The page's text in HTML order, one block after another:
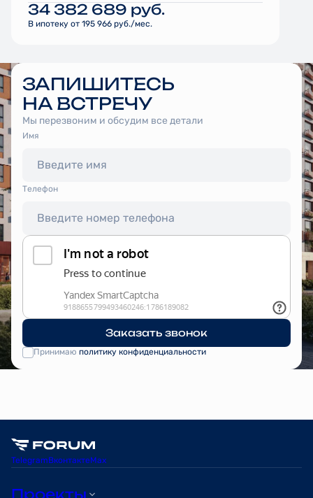
34 382 689 руб.
В ипотеку от 195 966 руб./мес.
ЗАПИШИТЕСЬ
НА ВСТРЕЧУ
Мы перезвоним и обсудим все детали
Имя
Tелефон
Заказать звонок
Принимаю политику конфиденциальности
TelegramВконтактеMax
Проекты